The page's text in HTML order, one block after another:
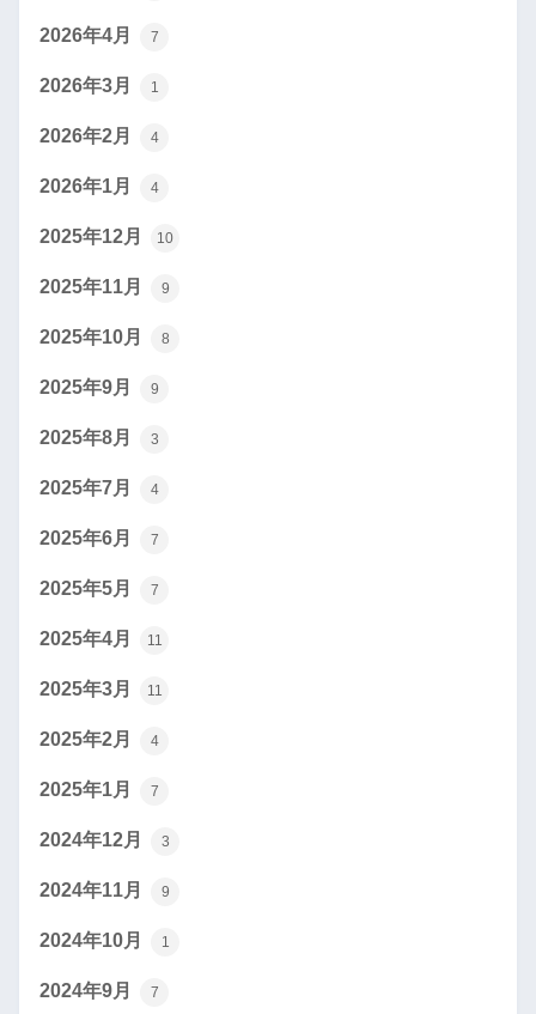
2026年4月 7
2026年3月 1
2026年2月 4
2026年1月 4
2025年12月 10
2025年11月 9
2025年10月 8
2025年9月 9
2025年8月 3
2025年7月 4
2025年6月 7
2025年5月 7
2025年4月 11
2025年3月 11
2025年2月 4
2025年1月 7
2024年12月 3
2024年11月 9
2024年10月 1
2024年9月 7